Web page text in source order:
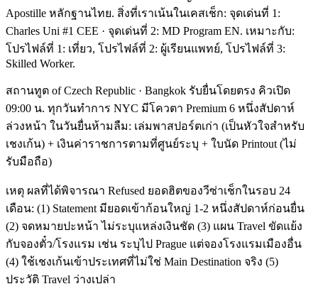
Apostille หลักฐานไทย. สิ่งที่เราเน้นในเคสเช็ก: จุดเด่นที่ 1:
Charles Uni #1 CEE · จุดเด่นที่ 2: MD Program EN. เหมาะกับ:
โปรไฟล์ที่ 1: เที่ยว, โปรไฟล์ที่ 2: ผู้เรียนแพทย์, โปรไฟล์ที่ 3:
Skilled Worker.
สถานทูต of Czech Republic · Bangkok รับยื่นโดยตรง คิวเปิด
09:00 น. ทุกวันทำการ NYC มีโควตา Premium 6 หนึ่งสัปดาห์
ล่วงหน้า ในวันยื่นห้ามลืม: เล่มพาสปอร์ตเก่า (เป็นหัวใจสำหรับ
เชงเก้น) + เงินค่าราชการตามที่ศูนย์ระบุ + ใบนัด Printout (ไม่
รับมือถือ)
เหตุ ผลที่ได้พิจารณา Refused ยอดฮิตของวีซ่าเช็กในรอบ 24
เดือน: (1) Statement มียอดเข้าก้อนใหญ่ 1-2 หนึ่งสัปดาห์ก่อนยื่น
(2) จดหมายปะหน้า ไม่ระบุแหล่งเงินชัด (3) แผน Travel ขัดแย้ง
กับจองตั๋ว/โรงแรม เช่น ระบุไป Prague แต่จองโรงแรมเมืองอื่น
(4) ใช้เชงเก้นเข้าประเทศที่ไม่ใช่ Main Destination จริง (5)
ประวัติ Travel ว่างเปล่า